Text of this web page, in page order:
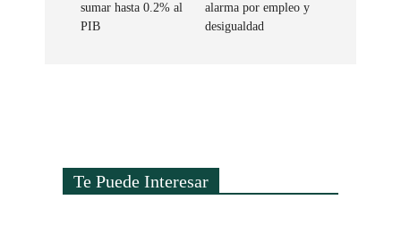
sumar hasta 0.2% al
PIB
alarma por empleo y
desigualdad
Te Puede Interesar